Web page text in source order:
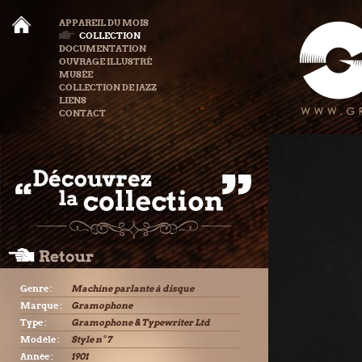
APPAREIL DU MOIS
COLLECTION
DOCUMENTATION
OUVRAGE ILLUSTRÉ
MUSÉE
COLLECTION DE JAZZ
LIENS
CONTACT
Genre :
Machine parlante à disque
Marque :
Gramophone
Type :
Gramophone & Typewriter Ltd
Modèle :
Style n° 7
Année :
1901